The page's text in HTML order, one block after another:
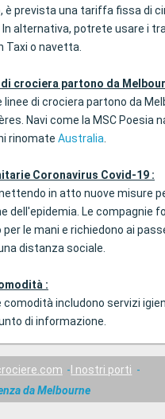
è prevista una tariffa fissa di
alternativa, potrete usare i
Taxi o navetta.
di crociera partono da
linee di crociera partono da
Navi come la MSC Poesia
rinomate Australia.
Coronavirus Covid-19 :
in atto nuove misure
dell'epidemia. Le compagnie
le mani e richiedono ai
distanza sociale.
:
comodità includono servizi
di informazione.
I nostri porti
da Melbourne